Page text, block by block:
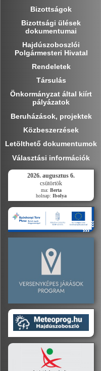
Bizottságok
Bizottsági ülések
dokumentumai
Hajdúszoboszlói
Polgármesteri Hivatal
Rendeletek
Társulás
Önkormányzat által kiírt
pályázatok
Beruházások, projektek
Közbeszerzések
Letölthető dokumentumok
Választási információk
2026. augusztus 6.
csütörtök
ma: Berta
holnap: Ibolya